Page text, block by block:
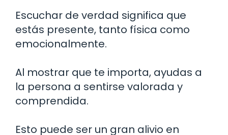
Escuchar de verdad significa que
estás presente, tanto física como
emocionalmente.
Al mostrar que te importa, ayudas a
la persona a sentirse valorada y
comprendida.
Esto puede ser un gran alivio en